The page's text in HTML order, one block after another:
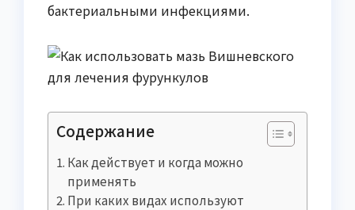
бактериальными инфекциями.
Содержание
Как действует и когда можно
применять
При каких видах используют